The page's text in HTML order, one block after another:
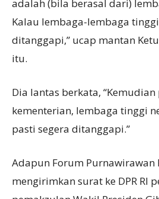
adalah (bila berasal dari)
Kalau lembaga-lembaga
ditanggapi,” ucap mantan
itu.
Dia lantas berkata, “Kemudian
kementerian, lembaga tinggi
pasti segera ditanggapi.”
Adapun Forum Purnawirawan
mengirimkan surat ke DPR RI